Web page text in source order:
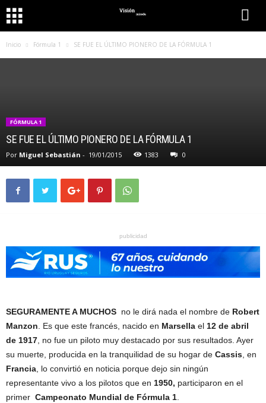
Inicio Fórmula 1 SE FUE EL ÚLTIMO PIONERO DE LA FÓRMULA 1
FÓRMULA 1
SE FUE EL ÚLTIMO PIONERO DE LA FÓRMULA 1
Por Miguel Sebastián - 19/01/2015 1383 0
publicidad
SEGURAMENTE A MUCHOS no le dirá nada el nombre de Robert
Manzon
Es que este francés, nacido en Marsella el 12 de abril
de 1917 , no fue un piloto muy destacado por sus resultados. Ayer
su muerte, producida en la tranquilidad de su hogar de Cassis , en
Francia , lo convirtió en noticia porque dejo sin ningún
representante vivo a los pilotos que en 1950, participaron en el
primer Campeonato Mundial de Fórmula 1